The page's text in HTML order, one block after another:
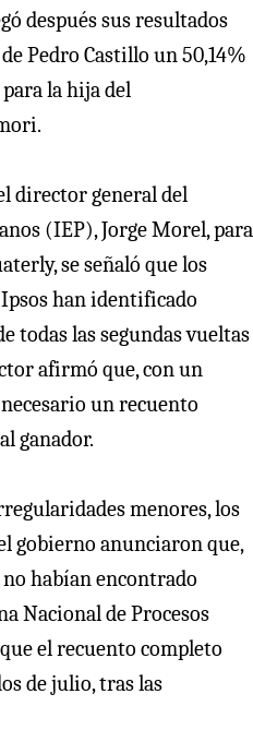
después sus resultados
Pedro Castillo un 50,14%
la hija del
director general del
(IEP), Jorge Morel, para
se señaló que los
han identificado
todas las segundas vueltas
afirmó que, con un
un recuento
ganador.
menores, los
gobierno anunciaron que,
habían encontrado
Nacional de Procesos
el recuento completo
de julio, tras las